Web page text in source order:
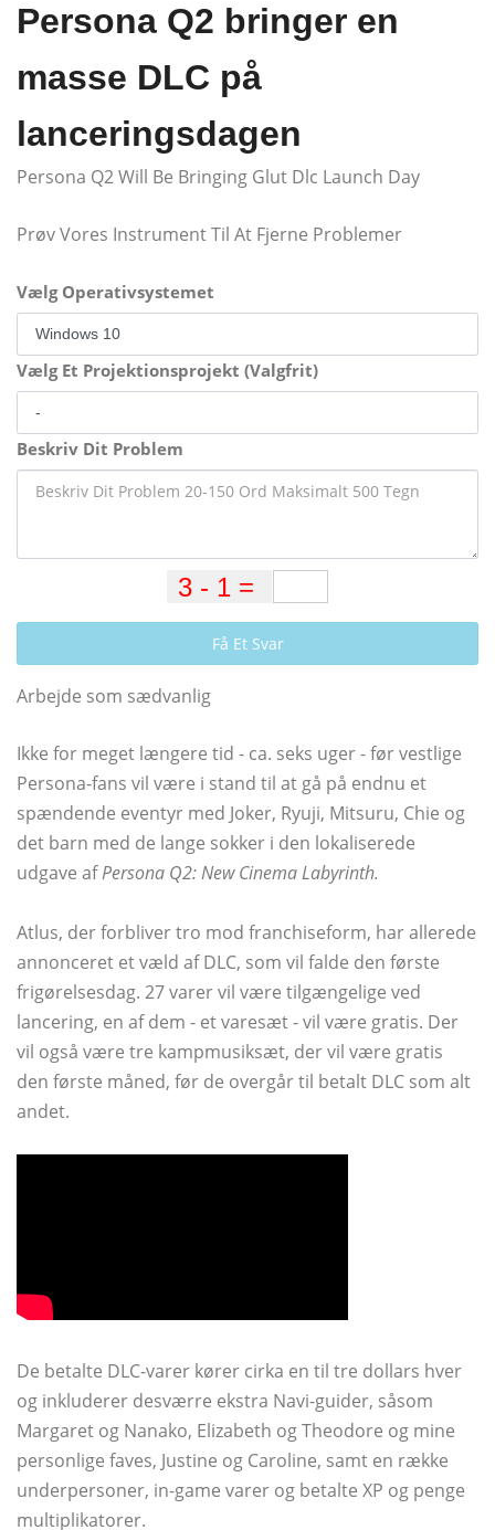
Persona Q2 bringer en
masse DLC på
lanceringsdagen
Persona Q2 Will Be Bringing Glut Dlc Launch Day
Prøv Vores Instrument Til At Fjerne Problemer
Vælg Operativsystemet
Vælg Et Projektionsprojekt (Valgfrit)
Beskriv Dit Problem
Få Et Svar
Arbejde som sædvanlig
Ikke for meget længere tid - ca. seks uger - før vestlige
Persona-fans vil være i stand til at gå på endnu et
spændende eventyr med Joker, Ryuji, Mitsuru, Chie og
det barn med de lange sokker i den lokaliserede
udgave afPersona Q2: New Cinema Labyrinth.
Atlus, der forbliver tro mod franchiseform, har allerede
annonceret et væld af DLC, som vil falde den første
frigørelsesdag. 27 varer vil være tilgængelige ved
lancering, en af ​​dem - et varesæt - vil være gratis. Der
vil også være tre kampmusiksæt, der vil være gratis
den første måned, før de overgår til betalt DLC som alt
andet.
De betalte DLC-varer kører cirka en til tre dollars hver
og inkluderer desværre ekstra Navi-guider, såsom
Margaret og Nanako, Elizabeth og Theodore og mine
personlige faves, Justine og Caroline, samt en række
underpersoner, in-game varer og betalte XP og penge
multiplikatorer.